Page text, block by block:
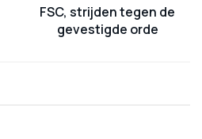
FSC, strijden tegen de
gevestigde orde